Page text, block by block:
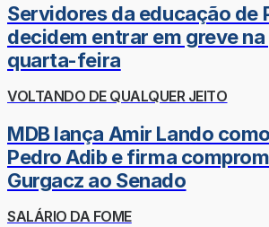
Servidores da educação de
decidem entrar em greve
quarta-feira
VOLTANDO DE QUALQUER JEITO
MDB lança Amir Lando
Pedro Adib e firma
Gurgacz ao Senado
SALÁRIO DA FOME